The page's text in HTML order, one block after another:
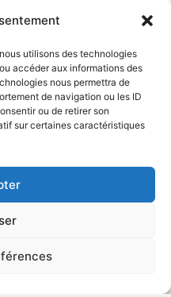
utilisons des technologies
accéder aux informations des
nous permettra de
de navigation ou les ID
ou de retirer son
sur certaines caractéristiques
AUX JEUNES
ENFANTS
Drame psychologique
- Season